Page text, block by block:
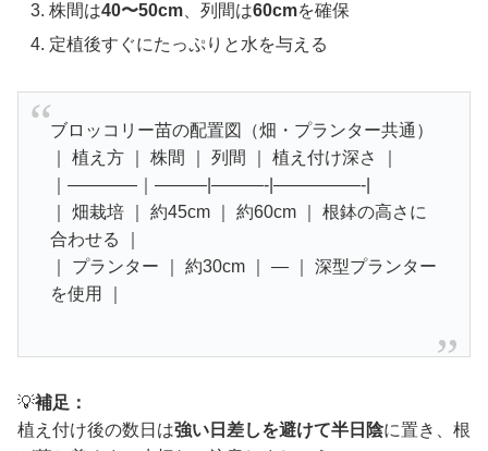
株間は40〜50cm 、列間は60cmを確保
定植後すぐにたっぷりと水を与える
ブロッコリー苗の配置図（畑・プランター共通）
｜ 植え方 ｜ 株間 ｜ 列間 ｜ 植え付け深さ ｜
｜————｜———|———-|—————-|
｜ 畑栽培 ｜ 約45cm ｜ 約60cm ｜ 根鉢の高さに
合わせる ｜
｜ プランター ｜ 約30cm ｜ ― ｜ 深型プランター
を使用 ｜
💡補足：
植え付け後の数日は強い日差しを避けて半日陰に置き、根